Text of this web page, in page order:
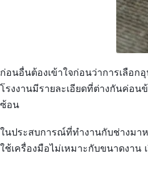
ก่อนอื่นต้องเข้าใจก่อนว่าการเลือ
โรงงานมีรายละเอียดที่ต่างกันค่อน
ซ้อน
ในประสบการณ์ที่ทำงานกับช่างมา
ใช้เครื่องมือไม่เหมาะกับขนาดงา